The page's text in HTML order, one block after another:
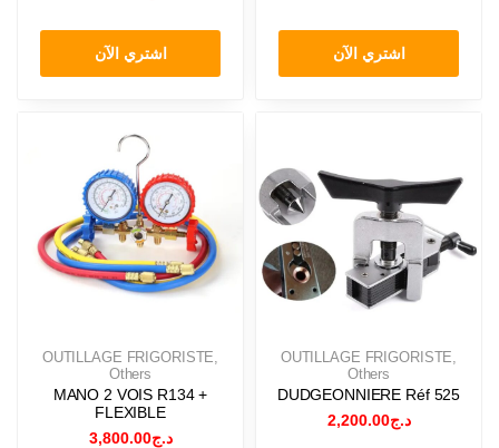
اشتري الآن اشتري الآن
OUTILLAGE FRIGORISTE,
Others
MANO 2 VOIS R134 +
FLEXIBLE
د.ج3,800.00
OUTILLAGE FRIGORISTE,
Others
DUDGEONNIERE Réf 525
د.ج2,200.00